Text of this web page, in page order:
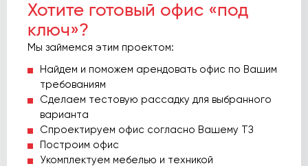
Хотите готовый офис «под
ключ»?
Мы займемся этим проектом:
Найдем и поможем арендовать офис по Вашим
требованиям
Сделаем тестовую рассадку для выбранного
варианта
Спроектируем офис согласно Вашему ТЗ
Построим офис
Укомплектуем мебелью и техникой